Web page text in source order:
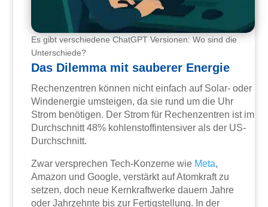
Es gibt verschiedene ChatGPT Versionen: Wo sind die
Unterschiede?
Das Dilemma mit sauberer Energie
Rechenzentren können nicht einfach auf Solar- oder
Windenergie umsteigen, da sie rund um die Uhr
Strom benötigen. Der Strom für Rechenzentren ist im
Durchschnitt 48% kohlenstoffintensiver als der US-
Durchschnitt.
Zwar versprechen Tech-Konzerne wie Meta,
Amazon und Google, verstärkt auf Atomkraft zu
setzen, doch neue Kernkraftwerke dauern Jahre
oder Jahrzehnte bis zur Fertigstellung. In der